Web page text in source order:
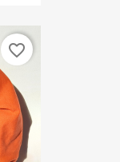
favorite_border